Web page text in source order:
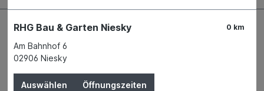
0 km
RHG Bau & Garten Niesky
Am Bahnhof 6
02906 Niesky
Auswählen Öffnungszeiten